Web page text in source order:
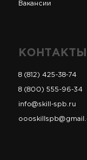
Вакансии
КОНТАКТЫ
8 (812) 425-38-74
8 (800) 555-96-34
info@skill-spb.ru